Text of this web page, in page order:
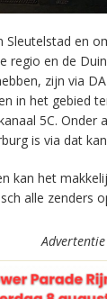
Sleutelstad en
regio en de
zijn via
in het gebied
5C. Onder
is via dat
kan het
alle zenders
Advertentie